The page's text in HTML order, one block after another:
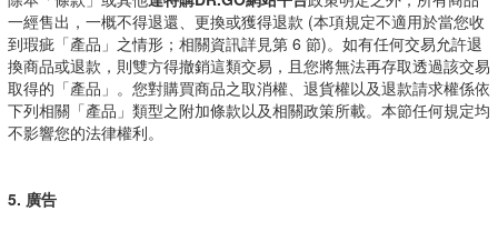
一經售出，一概不得退還、更換或獲得退款 (本項規定不適用於當您收
到瑕疵「產品」之情形；相關資訊詳見第 6 節)。如有任何交易允許退
換商品或退款，則雙方得撤銷這類交易，且您將無法再存取透過該交易
取得的「產品」。您對購買商品之取消權、退貨權以及退款請求權係依
下列相關「產品」類型之附加條款以及相關政策所載。本節任何規定均
不影響您的法律權利。
5. 廣告